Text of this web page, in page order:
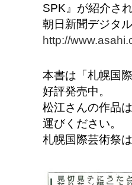
SPK』が紹介され
朝日新聞デジタ
http://
本書は「札幌国
好評発売中。
松江さんの作品
運びください。
札幌国際芸術祭